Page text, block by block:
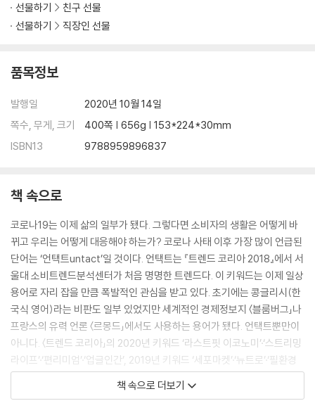
선물하기
친구 선물
선물하기
직장인 선물
품목정보
발행일
2020년 10월 14일
쪽수, 무게, 크기
400쪽 | 656g | 153*224*30mm
ISBN13
9788959896837
책 속으로
코로나19는 이제 삶의 일부가 됐다. 그렇다면 소비자의 생활은 어떻게 바
뀌고 우리는 어떻게 대응해야 하는가? 코로나 사태 이후 가장 많이 언급된
단어는 ‘언택트untact’일 것이다. 언택트는 『트렌드 코리아 2018』에서 서
울대 소비트렌드분석센터가 처음 명명한 트렌드다. 이 키워드는 이제 일상
용어로 자리 잡을 만큼 폭발적인 관심을 받고 있다. 초기에는 콩글리시(한
국식 영어)라는 비판도 일부 있었지만 세계적인 경제정보지 〈블룸버그」나
프랑스의 유력 언론 〈르몽드」에서도 사용하는 용어가 됐다. 언택트뿐만이
아니다. 〈트렌드 코리아」의 2020년 키워드 ‘라스트핏 이코노미’·‘스트리밍
라이프’·‘편리미엄’·‘업글인간’, 2019년 키워드 ‘세포마켓’·‘뉴트로’·‘필환경
시대’·‘매너 소비자’, 2018년 키워드 ‘소확행’·‘케렌시아’·‘긱 관계’,2017년
키워드 ‘1코노미’·‘각자도생’ 등은 모두 이번 코로나 사태로 화제에 오른 키
책 속으로 더보기